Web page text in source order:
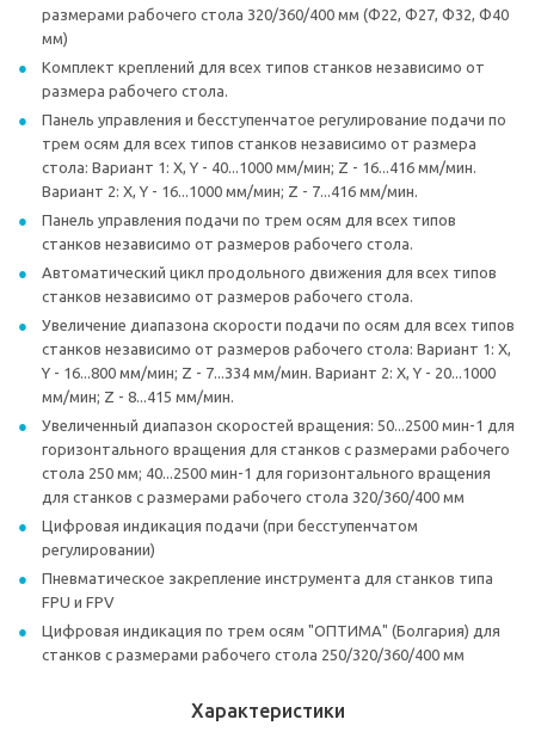
размерами рабочего стола 320/360/400 мм (Ф22, Ф27, Ф32, Ф40
мм)
Комплект креплений для всех типов станков независимо от
размера рабочего стола.
Панель управления и бесступенчатое регулирование подачи по
трем осям для всех типов станков независимо от размера
стола: Вариант 1: X, Y - 40...1000 мм/мин; Z - 16...416 мм/мин.
Вариант 2: X, Y - 16...1000 мм/мин; Z - 7...416 мм/мин.
Панель управления подачи по трем осям для всех типов
станков независимо от размеров рабочего стола.
Автоматический цикл продольного движения для всех типов
станков независимо от размеров рабочего стола.
Увеличение диапазона скорости подачи по осям для всех типов
станков независимо от размеров рабочего стола: Вариант 1: X,
Y - 16...800 мм/мин; Z - 7...334 мм/мин. Вариант 2: X, Y - 20...1000
мм/мин; Z - 8...415 мм/мин.
Увеличенный диапазон скоростей вращения: 50...2500 мин-1 для
горизонтального вращения для станков с размерами рабочего
стола 250 мм; 40...2500 мин-1 для горизонтального вращения
для станков с размерами рабочего стола 320/360/400 мм
Цифровая индикация подачи (при бесступенчатом
регулировании)
Пневматическое закрепление инструмента для станков типа
FPU и FPV
Цифровая индикация по трем осям "ОПТИМА" (Болгария) для
станков с размерами рабочего стола 250/320/360/400 мм
Характеристики